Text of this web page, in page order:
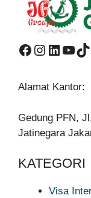
Facebook
Instagram
Alamat Kantor:
Gedung PFN,
Jatinegara
KATEGORI
Visa